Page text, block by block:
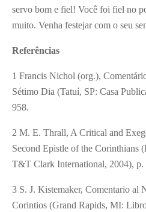
servo bom e fiel! Você foi fiel no
muito. Venha festejar com o seu
Referências
1 Francis Nichol (org.),
Sétimo Dia (Tatuí, SP: Casa
958.
2 M. E. Thrall, A Critical and
Second Epistle of the Corinthians
T&T Clark International, 2004), p.
3 S. J. Kistemaker, Comentario al
Corintios (Grand Rapids, MI: